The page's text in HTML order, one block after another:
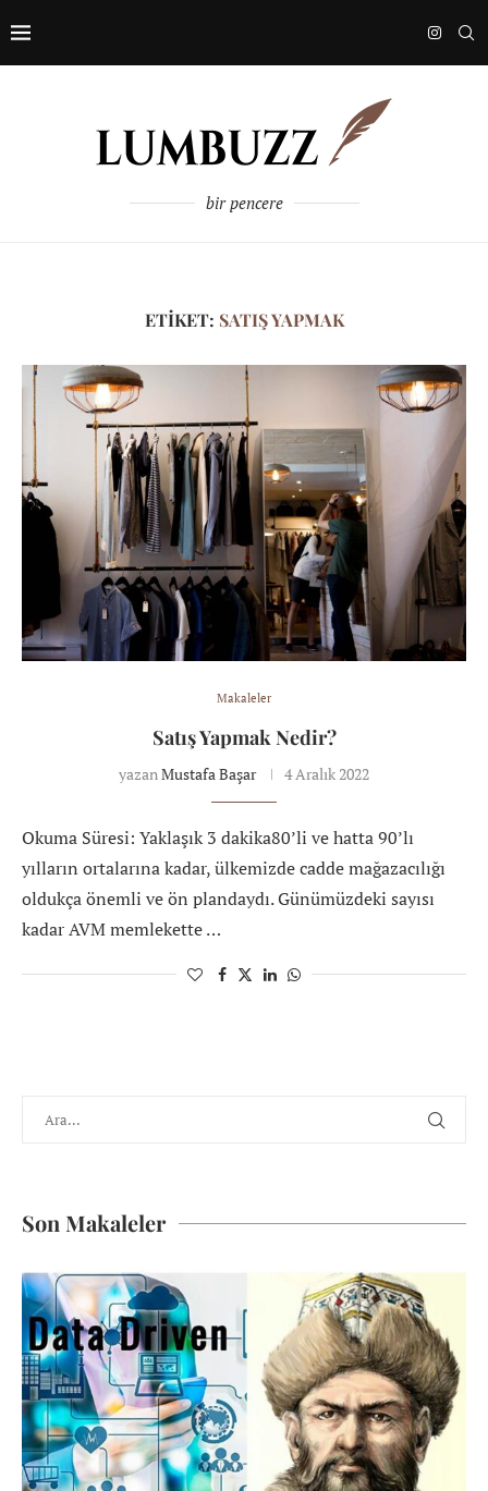
bir pencere
ETIKET: SATIŞ YAPMAK
Makaleler
Satış Yapmak Nedir?
yazanMustafa Başar 4 Aralık 2022
Okuma Süresi: Yaklaşık 3 dakika80’li ve hatta 90’lı
yılların ortalarına kadar, ülkemizde cadde mağazacılığı
oldukça önemli ve ön plandaydı. Günümüzdeki sayısı
kadar AVM memlekette …
Son Makaleler